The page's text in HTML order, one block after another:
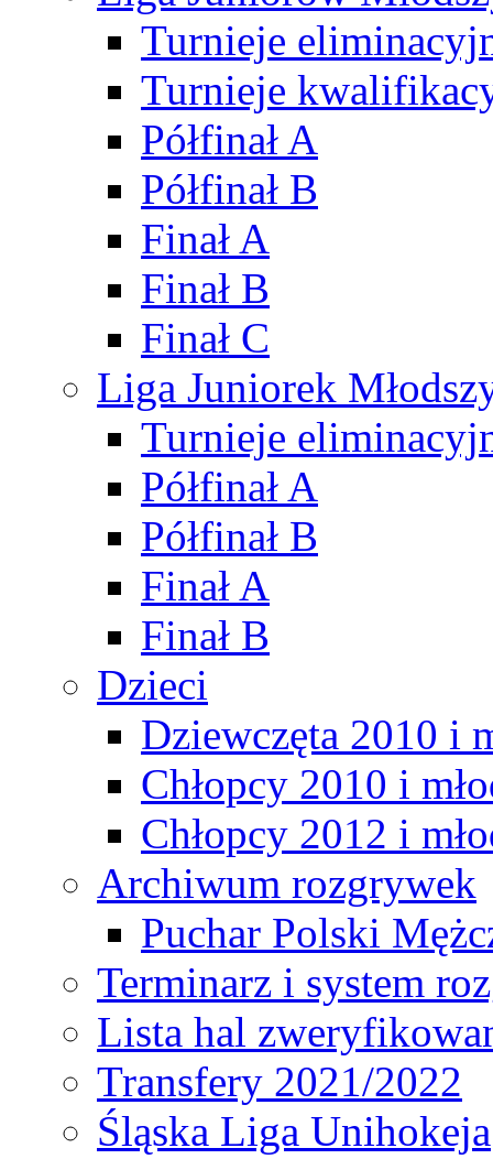
Turnieje
Turnieje
Półfinał A
Półfinał B
Finał A
Finał B
Finał C
Liga Juniorek
Turnieje
Półfinał A
Półfinał B
Finał A
Finał B
Dzieci
Dziewczęta 2010 i
Chłopcy 2010 i
Chłopcy 2012 i
Archiwum rozgrywek
Puchar Polski
Terminarz i system
Lista hal
Transfery 2021/2022
Śląska Liga Unihokeja